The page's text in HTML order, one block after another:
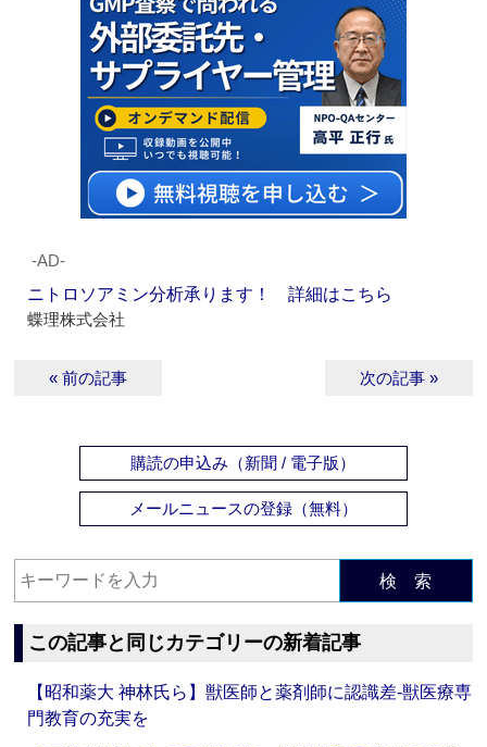
‐AD‐
ニトロソアミン分析承ります！ 詳細はこちら
蝶理株式会社
« 前の記事 次の記事 »
購読の申込み（新聞 / 電子版）
メールニュースの登録（無料）
検 索
この記事と同じカテゴリーの新着記事
【昭和薬大 神林氏ら】獣医師と薬剤師に認識差‐獣医療専
門教育の充実を